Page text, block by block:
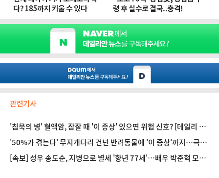
관련기사
'침묵의 병' 혈액암, 잠잘 때 '이 증상' 있으면 위험 신호? [데일리 헬
스]
'50%가 겪는다' 무지개다리 건넌 반려동물에 '이 증상'까지…극복
하려면? [데일리 헬스]
[속보] 성우 송도순, 지병으로 별세 '향년 77세'…배우 박준혁 모친